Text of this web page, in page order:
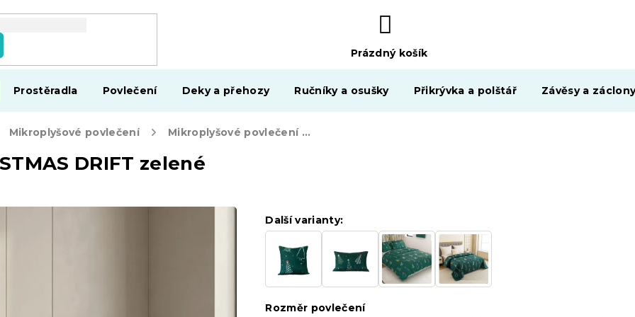
NÁKUPNÍ
KOŠÍK
Prázdný košík
Prostěradla Povlečení Deky a přehozy Ručníky a osušky Přikrývka a polštář Závěsy a
Mikroplyšové povlečení Mikroplyšové povlečení CHRISTMAS DRIFT zelené
DRIFT zelené
Další varianty:
Rozměr povlečení